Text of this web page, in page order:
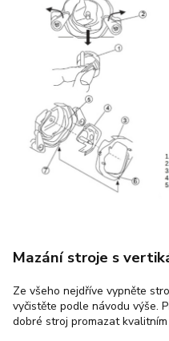
Mazání stroje s
Ze všeho nejdříve vypněte
vyčistěte podle návodu výše.
dobré stroj promazat